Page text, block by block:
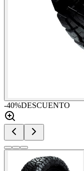
-40%DESCUENTO